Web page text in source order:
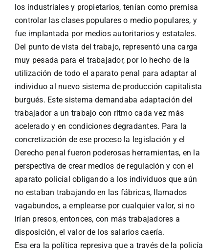
los industriales y propietarios, tenían como premisa
controlar las clases populares o medio populares, y
fue implantada por medios autoritarios y estatales.
Del punto de vista del trabajo, representó una carga
muy pesada para el trabajador, por lo hecho de la
utilización de todo el aparato penal para adaptar al
individuo al nuevo sistema de producción capitalista
burgués. Este sistema demandaba adaptación del
trabajador a un trabajo con ritmo cada vez más
acelerado y en condiciones degradantes. Para la
concretización de ese proceso la legislación y el
Derecho penal fueron poderosas herramientas, en la
perspectiva de crear medios de regulación y con el
aparato policial obligando a los individuos que aún
no estaban trabajando en las fábricas, llamados
vagabundos, a emplearse por cualquier valor, si no
irían presos, entonces, con más trabajadores a
disposición, el valor de los salarios caería.
Esa era la política represiva que a través de la policía